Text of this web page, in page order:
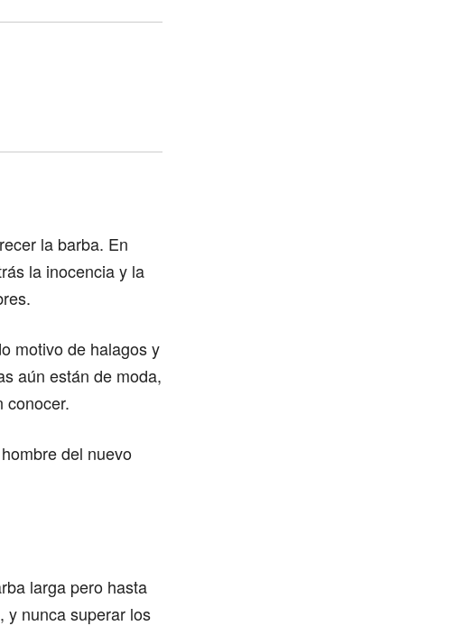
la barba. En
la inocencia y la
motivo de halagos y
aún están de moda,
conocer.
del nuevo
larga pero hasta
y nunca superar los